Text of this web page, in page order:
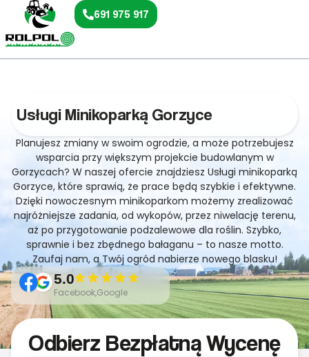
691 975 917
Usługi Minikoparką Gorzyce
Planujesz zmiany w swoim ogrodzie, a może potrzebujesz
wsparcia przy większym projekcie budowlanym w
Gorzycach? W naszej ofercie znajdziesz Usługi minikoparką
Gorzyce, które sprawią, że prace będą szybkie i efektywne.
Dzięki nowoczesnym minikoparkom możemy zrealizować
najróżniejsze zadania, od wykopów, przez niwelację terenu,
aż po przygotowanie podzalewowe dla roślin. Szybko,
sprawnie i bez zbędnego bałaganu – to nasze motto.
Zaufaj nam, a Twój ogród nabierze nowego blasku!
5.0
Facebook,Google
Odbierz Bezpłatną Wycenę